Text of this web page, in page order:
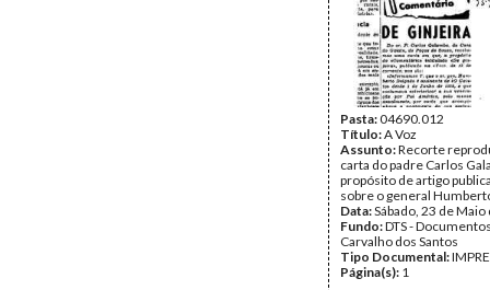
Pasta:04690.012
Título:A Voz
Assunto:Recorte
carta do padre Carlos
propósito de artigo
sobre o general
Data:Sábado, 23 de
Fundo:DTS -
Carvalho dos Santos
Tipo Documental:
Página(s): 1